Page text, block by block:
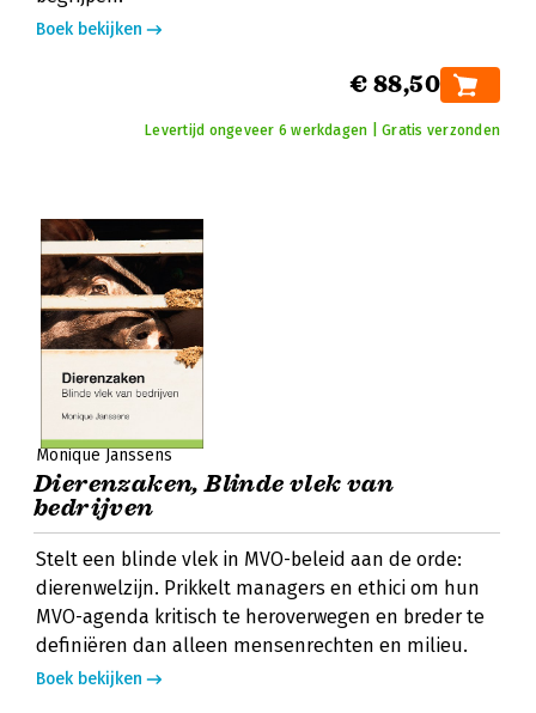
Boek bekijken
€ 88,50
Levertijd ongeveer 6 werkdagen | Gratis verzonden
Monique Janssens
Dierenzaken, Blinde vlek van
bedrijven
Stelt een blinde vlek in MVO-beleid aan de orde:
dierenwelzijn. Prikkelt managers en ethici om hun
MVO-agenda kritisch te heroverwegen en breder te
definiëren dan alleen mensenrechten en milieu.
Boek bekijken